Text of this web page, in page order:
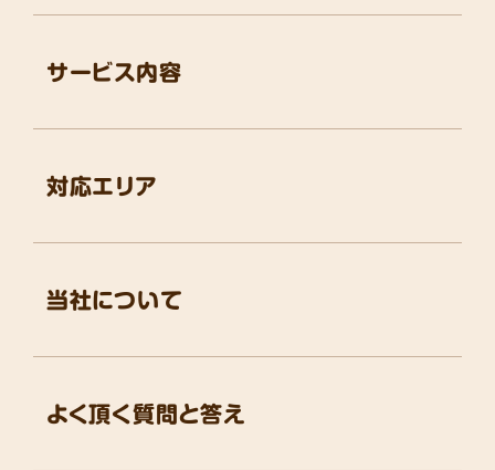
よく頂く質問と答え
サービス内容
対応エリア
当社について